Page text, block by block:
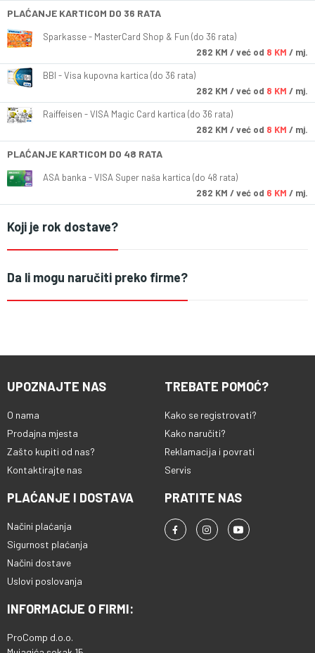
PLAĆANJE KARTICOM DO 36 RATA
Sparkasse - MasterCard Shop & Fun (do 36 rata)
282 KM / već od 8 KM / mj.
BBI - Visa kupovna kartica (do 36 rata)
282 KM / već od 8 KM / mj.
Raiffeisen - VISA Magic Card kartica (do 36 rata)
282 KM / već od 8 KM / mj.
PLAĆANJE KARTICOM DO 48 RATA
ASA banka - VISA Super naša kartica (do 48 rata)
282 KM / već od 6 KM / mj.
Koji je rok dostave?
Da li mogu naručiti preko firme?
UPOZNAJTE NAS
O nama
Prodajna mjesta
Zašto kupiti od nas?
Kontaktirajte nas
TREBATE POMOĆ?
Kako se registrovati?
Kako naručiti?
Reklamacija i povrati
Servis
PLAĆANJE I DOSTAVA
Načini plaćanja
Sigurnost plaćanja
Načini dostave
Uslovi poslovanja
PRATITE NAS
INFORMACIJE O FIRMI:
ProComp d.o.o.